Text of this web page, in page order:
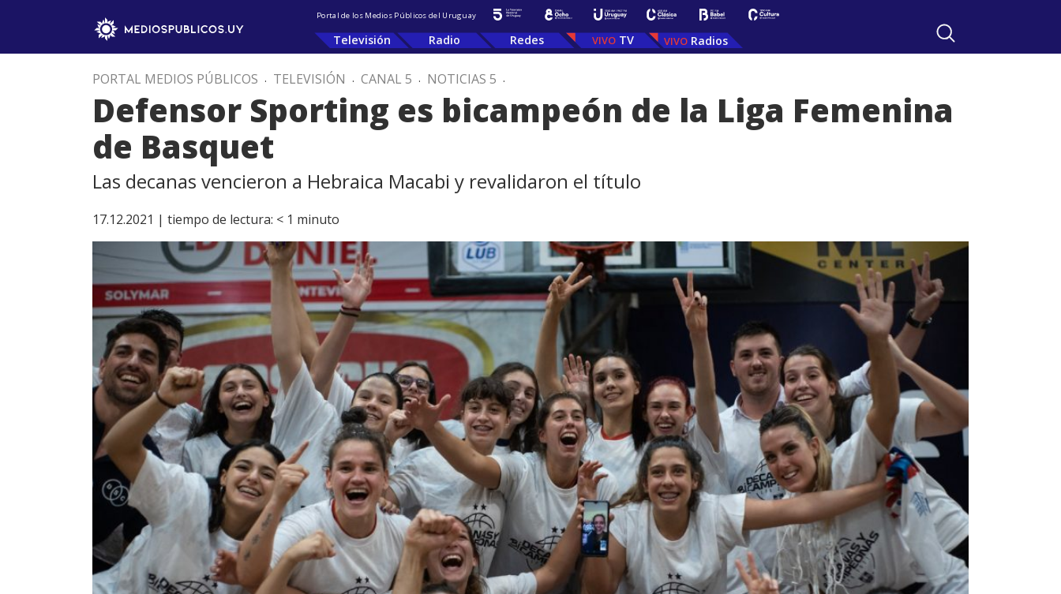
Portal de los Medios Públicos del Uruguay
Televisión Radio Redes TV Radios
PORTAL MEDIOS PÚBLICOS . TELEVISIÓN . CANAL 5 . NOTICIAS 5 .
Defensor Sporting es bicampeón de la Liga Femenina
de Basquet
Las decanas vencieron a Hebraica Macabi y revalidaron el título
17.12.2021 | tiempo de lectura: < 1 minuto